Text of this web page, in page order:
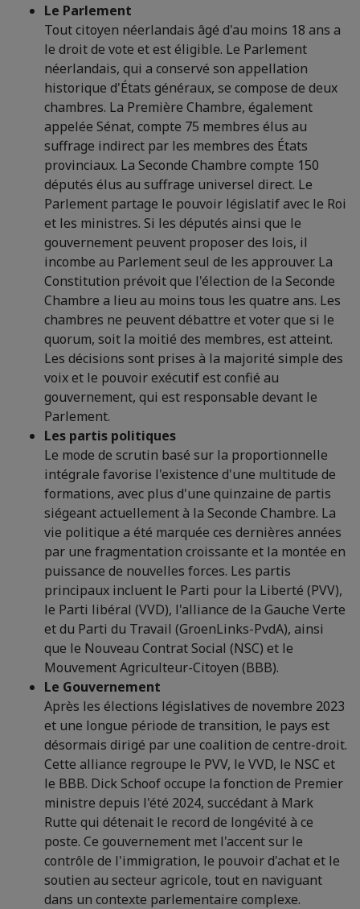
Le Parlement
Tout citoyen néerlandais âgé d'au moins 18 ans a
le droit de vote et est éligible. Le Parlement
néerlandais, qui a conservé son appellation
historique d'États généraux, se compose de deux
chambres. La Première Chambre, également
appelée Sénat, compte 75 membres élus au
suffrage indirect par les membres des États
provinciaux. La Seconde Chambre compte 150
députés élus au suffrage universel direct. Le
Parlement partage le pouvoir législatif avec le Roi
et les ministres. Si les députés ainsi que le
gouvernement peuvent proposer des lois, il
incombe au Parlement seul de les approuver. La
Constitution prévoit que l'élection de la Seconde
Chambre a lieu au moins tous les quatre ans. Les
chambres ne peuvent débattre et voter que si le
quorum, soit la moitié des membres, est atteint.
Les décisions sont prises à la majorité simple des
voix et le pouvoir exécutif est confié au
gouvernement, qui est responsable devant le
Parlement.
Les partis politiques
Le mode de scrutin basé sur la proportionnelle
intégrale favorise l'existence d'une multitude de
formations, avec plus d'une quinzaine de partis
siégeant actuellement à la Seconde Chambre. La
vie politique a été marquée ces dernières années
par une fragmentation croissante et la montée en
puissance de nouvelles forces. Les partis
principaux incluent le Parti pour la Liberté (PVV),
le Parti libéral (VVD), l'alliance de la Gauche Verte
et du Parti du Travail (GroenLinks-PvdA), ainsi
que le Nouveau Contrat Social (NSC) et le
Mouvement Agriculteur-Citoyen (BBB).
Le Gouvernement
Après les élections législatives de novembre 2023
et une longue période de transition, le pays est
désormais dirigé par une coalition de centre-droit.
Cette alliance regroupe le PVV, le VVD, le NSC et
le BBB. Dick Schoof occupe la fonction de Premier
ministre depuis l'été 2024, succédant à Mark
Rutte qui détenait le record de longévité à ce
poste. Ce gouvernement met l'accent sur le
contrôle de l'immigration, le pouvoir d'achat et le
soutien au secteur agricole, tout en naviguant
dans un contexte parlementaire complexe.